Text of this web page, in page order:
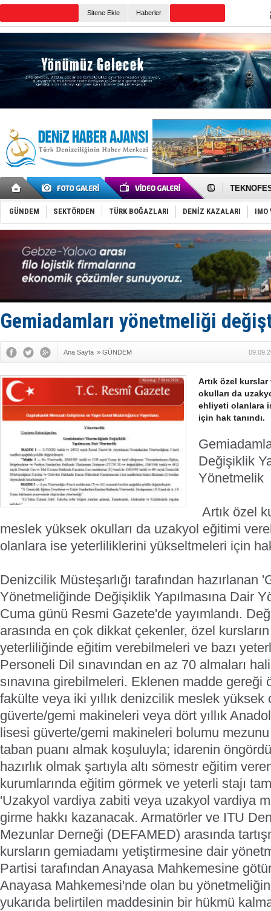
Sitene Ekle Haberler
TAYK -
Tersane
İngiliz
FESCO,
DESE,
35 milyon
İnsansız
Yüzyıl
Anadolu
Derince,
İTU AUV,
GÜNDEM SEKTÖRDEN TÜRK BOĞAZLARI DENİZ KAZALARI IMO
Gemiadamları yönetmeliği
Ana Sayfa » GÜNDEM
Artık özel
okulları da
ehliyeti olanlara
için hak tanındı.
Değişiklik
Yönetmelik
Artık özel
meslek yüksek okulları da uzakyol eğitimi
olanlara ise yeterliliklerini yükseltmeleri için
Denizcilik Müsteşarlığı tarafından hazırlanan
Yönetmeliğinde Değişiklik Yapılmasına Dair
Cuma günü Resmi Gazete'de yayımlandı.
arasında en çok dikkat çekenler, özel
yeterliliğinde eğitim verebilmeleri ve bazı
Personeli Dil sınavından en az 70 almaları
sınavına girebilmeleri. Eklenen madde gereği
fakülte veya iki yıllık denizcilik meslek yüksek
güverte/gemi makineleri veya dört yıllık
lisesi güverte/gemi makineleri bolumu
taban puanı almak koşuluyla; idarenin
hazırlık olmak şartıyla altı sömestr eğitim
kurumlarında eğitim görmek ve yeterli stajı
'Uzakyol vardiya zabiti veya uzakyol vardiya
girme hakkı kazanacak. Armatörler ve ITU
Mezunlar Derneği (DEFAMED) arasında
kursların gemiadamı yetiştirmesine dair
Partisi tarafından Anayasa Mahkemesine
Anayasa Mahkemesi'nde olan bu
yukarıda belirtilen maddesinin bir hükmü